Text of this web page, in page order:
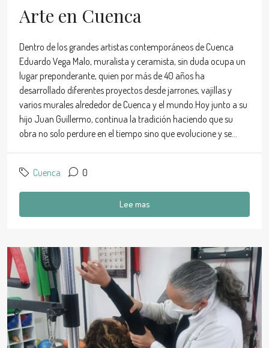
Arte en Cuenca
Dentro de los grandes artistas contemporáneos de Cuenca
Eduardo Vega Malo, muralista y ceramista, sin duda ocupa un
lugar preponderante, quien por más de 40 años ha
desarrollado diferentes proyectos desde jarrones, vajillas y
varios murales alrededor de Cuenca y el mundo.Hoy junto a su
hijo Juan Guillermo, continua la tradición haciendo que su
obra no solo perdure en el tiempo sino que evolucione y se...
Cuenca 0
Lee mas